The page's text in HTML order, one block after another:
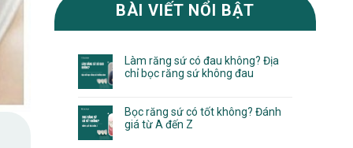
BÀI VIẾT NỔI BẬT
Làm răng sứ có đau không? Địa
chỉ bọc răng sứ không đau
Bọc răng sứ có tốt không? Đánh
giá từ A đến Z